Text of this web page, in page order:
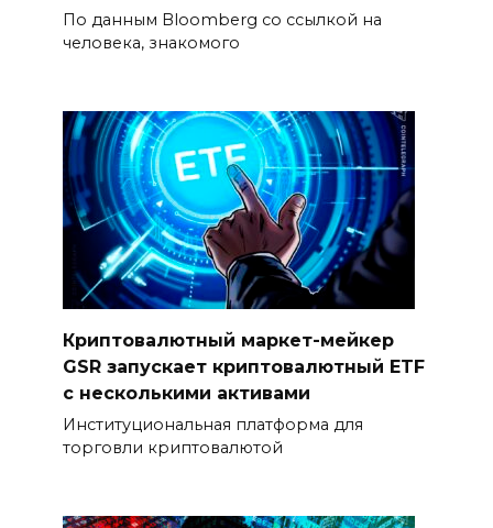
По данным Bloomberg со ссылкой на
человека, знакомого
Криптовалютный маркет-мейкер
GSR запускает криптовалютный ETF
с несколькими активами
Институциональная платформа для
торговли криптовалютой